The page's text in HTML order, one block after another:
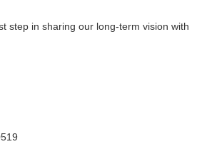
step in sharing our long-term vision with